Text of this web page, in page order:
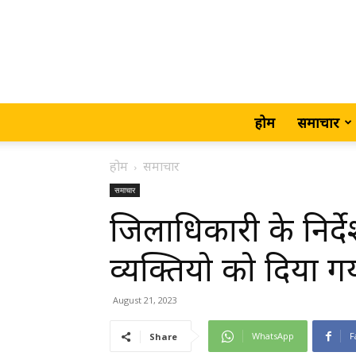
होम समाचार
होम समाचार
समाचार
जिलाधिकारी के
व्यक्तियो को दिया
August 21, 2023
Share WhatsApp